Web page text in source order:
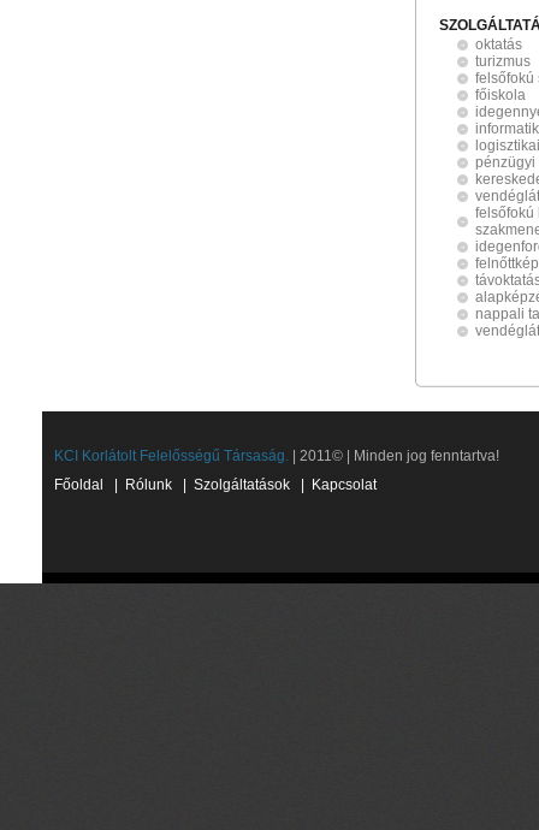
oktatás
turizmus
felsőfokú
főiskola
pénzügyi
felsőfokú
nappali
KCI Korlátolt Felelősségű Társaság. | 2011© | Minden jog fenntartva!
Főoldal
Rólunk Szolgáltatások Kapcsolat